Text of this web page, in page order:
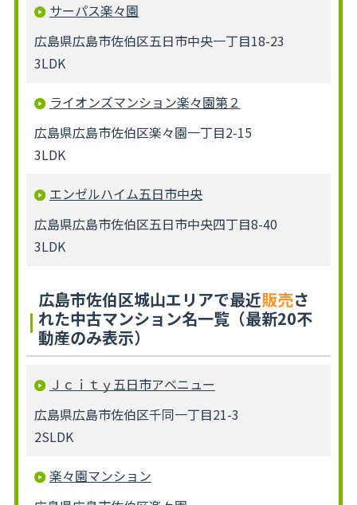
サーパス楽々園
広島県広島市佐伯区五日市中央一丁目18-23
3LDK
ライオンズマンション楽々園第２
広島県広島市佐伯区楽々園一丁目2-15
3LDK
エンゼルハイム五日市中央
広島県広島市佐伯区五日市中央四丁目8-40
3LDK
広島市佐伯区城山エリアで最近販売さ
れた中古マンション名一覧（最新20不
動産のみ表示）
Ｊｃｉｔｙ五日市アベニュー
広島県広島市佐伯区千同一丁目21-3
2SLDK
楽々園マンション